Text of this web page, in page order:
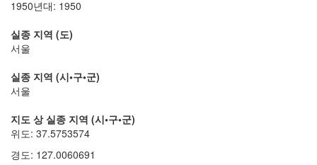
1950년대: 1950
실종 지역 (도)
서울
실종 지역 (시•구•군)
서울
지도 상 실종 지역 (시•구•군)
위도: 37.5753574
경도: 127.0060691